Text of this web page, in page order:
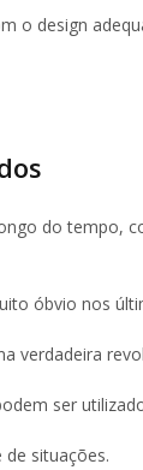
o design
do tempo,
óbvio nos
verdadeira
ser
situações.